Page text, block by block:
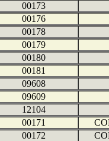
00173
00176
00178
00179
00180
00181
09608
09609
12104
00171
00172